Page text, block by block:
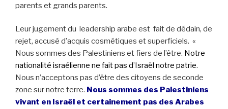
parents et grands parents.
Leur jugement du leadership arabe est fait de dédain, de
rejet, accusé d’acquis cosmétiques et superficiels. «
Nous sommes des Palestiniens et fiers de l’être. Notre
nationalité israélienne ne fait pas d’Israël notre patrie.
Nous n’acceptons pas d’être des citoyens de seconde
zone sur notre terre. Nous sommes des Palestiniens
vivant en Israël et certainement pas des Arabes